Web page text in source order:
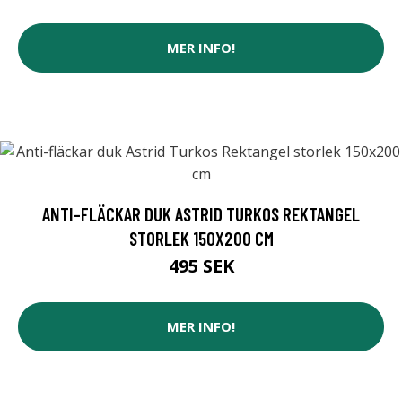
MER INFO!
ANTI-FLÄCKAR DUK ASTRID TURKOS REKTANGEL
STORLEK 150X200 CM
495 SEK
MER INFO!